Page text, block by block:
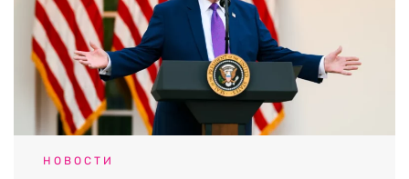
НОВОСТИ